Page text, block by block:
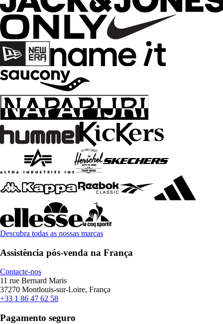
Descubra todas as nossas marcas
Assistência pós-venda na França
Contacte-nos
11 rue Bernard Maris
37270 Montlouis-sur-Loire, França
+33 1 86 47 62 58
Pagamento seguro